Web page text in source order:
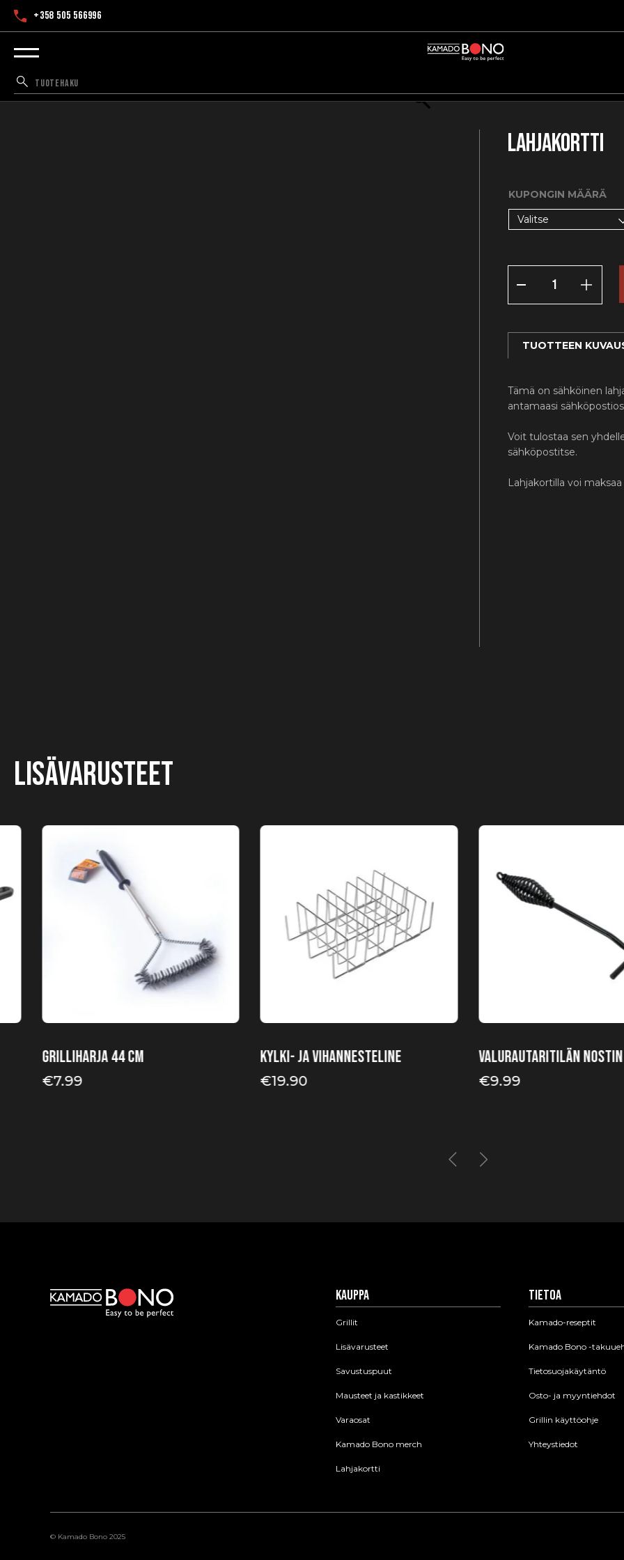
+358 505 566996
Lahjakortti
KUPONGIN MÄÄRÄ
Valitse
MÄÄRÄ
TUOTTEEN
Tämä on sähköinen
antamaasi
Voit tulostaa sen
sähköpostitse.
Lahjakortilla voi
Lisävarusteet
Grilliharja 44 cm
€7.99
Kylki- ja vihannesteline
€19.90
Valurautaritilän nostin
€9.99
Kauppa
Grillit
Lisävarusteet
Savustuspuut
Mausteet ja kastikkeet
Varaosat
Kamado Bono merch
Lahjakortti
Tietoa
Kamado-reseptit
Kamado Bono -
Tietosuojakäytäntö
Osto- ja myyntiehdot
Grillin käyttöohje
Yhteystiedot
© Kamado Bono 2025